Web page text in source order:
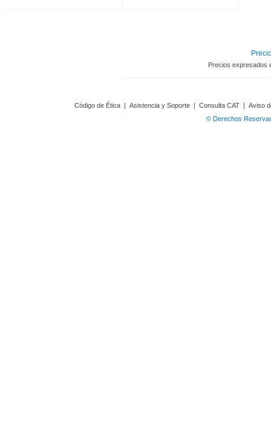
Precios expresados
Código de Ética | Asistencia y Soporte | Consulta CAT | Aviso
© Derechos